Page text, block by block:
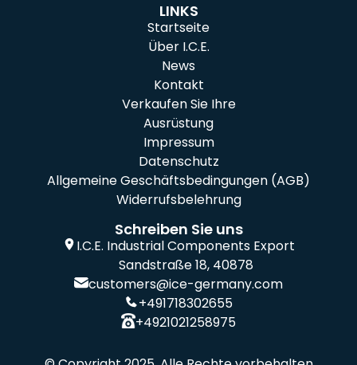
LINKS
Startseite
Über I.C.E.
News
Kontakt
Verkaufen Sie Ihre
Ausrüstung
Impressum
Datenschutz
Allgemeine Geschäftsbedingungen (AGB)
Widerrufsbelehrung
Schreiben Sie uns
I.C.E. Industrial Components Export
Sandstraße 18, 40878
customers@ice-germany.com
+491718302655
+4921021258975